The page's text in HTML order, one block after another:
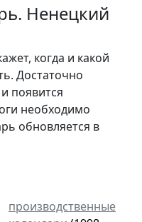
Ненецкий
когда и какой
Достаточно
появится
необходимо
обновляется в
производственные